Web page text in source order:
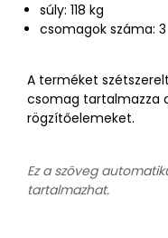
súly: 118 kg
csomagok száma: 3
A terméket
csomag tartalmazza
rögzítőelemeket.
Ez a szöveg
tartalmazhat.